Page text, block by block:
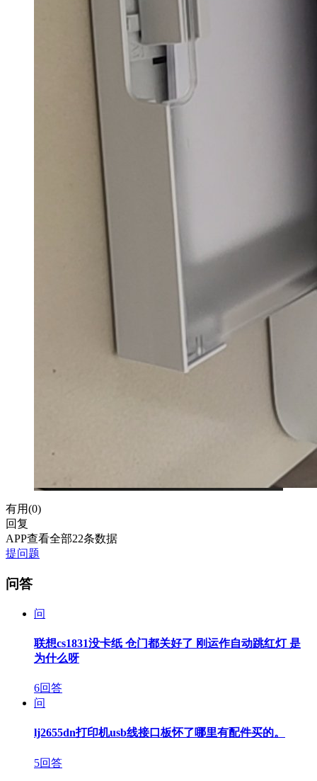
有用(0)
回复
APP查看全部22条数据
提问题
问答
问
联想cs1831没卡纸 仓门都关好了 刚运作自动跳红灯 是
为什么呀
6回答
问
lj2655dn打印机usb线接口板怀了哪里有配件买的。
5回答